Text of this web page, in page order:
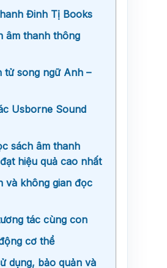
Đinh Tị Books
âm thanh thông
tử song ngữ Anh –
Usborne Sound
sách âm thanh
hiệu quả cao nhất
và không gian đọc
tác cùng con
cơ thể
dụng, bảo quản và